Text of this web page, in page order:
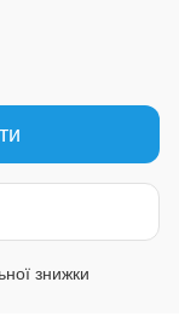
знижки